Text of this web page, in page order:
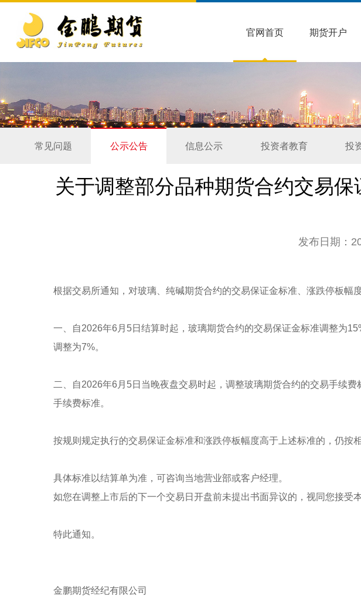
官网首页 期货开户
常见问题 公示公告 信息公示 投资者教育 投
关于调整部分品种期货合约交易
发布日期：
根据交易所通知，对玻璃、纯碱期货合约的交易保证金标准、涨跌停板幅
一、自2026年6月5日结算时起，玻璃期货合约的交易保证金标准调整为
调整为7%。
二、自2026年6月5日当晚夜盘交易时起，调整玻璃期货合约的交易手续
手续费标准。
按规则规定执行的交易保证金标准和涨跌停板幅度高于上述标准的，仍按
具体标准以结算单为准，可咨询当地营业部或客户经理。
如您在调整上市后的下一个交易日开盘前未提出书面异议的，视同您接受
特此通知。
金鹏期货经纪有限公司